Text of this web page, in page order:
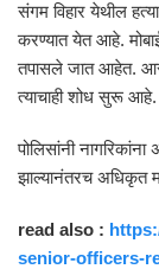
संगम विहार येथील
करण्यात येत आहे.
तपासले जात आहेत.
त्याचाही शोध सुरू आहे.
पोलिसांनी
झाल्यानंतरच अधिकृत
read also :
senior-officers-